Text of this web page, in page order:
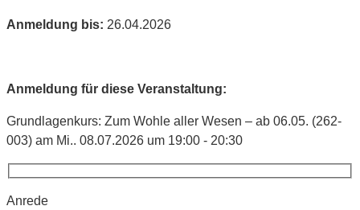
Anmeldung bis: 26.04.2026
Anmeldung für diese Veranstaltung:
Grundlagenkurs: Zum Wohle aller Wesen – ab 06.05. (262-
003) am Mi.. 08.07.2026 um 19:00 - 20:30
Anrede